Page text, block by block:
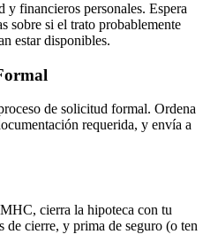
y financieros personales. Espera
sobre si el trato probablemente
estar disponibles.
de solicitud formal. Ordena
requerida, y envía a
cierra la hipoteca con tu
de cierre, y prima de seguro (o ten